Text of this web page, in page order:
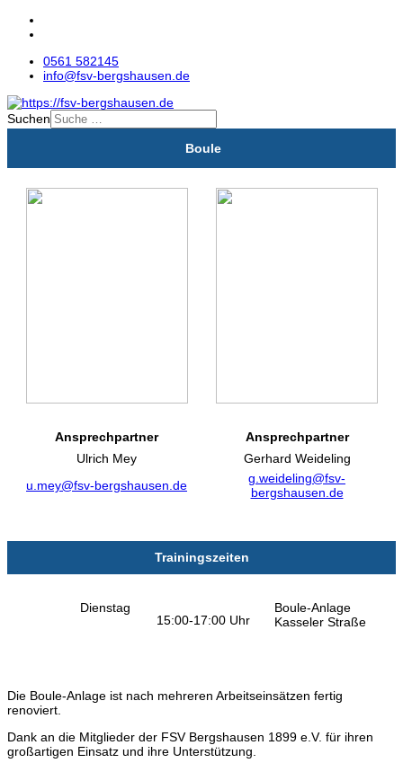
0561 582145
info@fsv-bergshausen.de
Suchen
Boule
Ansprechpartner
Ansprechpartner
Ulrich Mey
Gerhard Weideling
u.mey@fsv-bergshausen.de
g.weideling@fsv-
bergshausen.de
Trainingszeiten
Dienstag
15:00-17:00 Uhr
Boule-Anlage
Kasseler Straße
Die Boule-Anlage ist nach mehreren Arbeitseinsätzen fertig
renoviert.
Dank an die Mitglieder der FSV Bergshausen 1899 e.V. für ihren
großartigen Einsatz und ihre Unterstützung.